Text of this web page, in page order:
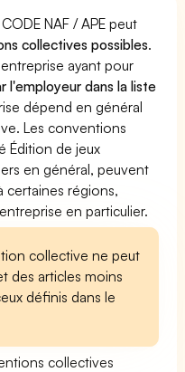
NAF / APE peut
collectives possibles.
ayant pour
l'employeur dans la liste
dépend en général
Les conventions
Édition de jeux
en général, peuvent
certaines régions,
en particulier.
collective ne peut
des articles moins
définis dans le
collectives